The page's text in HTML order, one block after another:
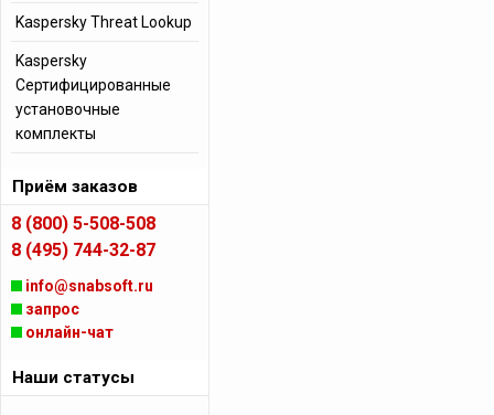
Kaspersky Threat Lookup
Kaspersky
Сертифицированные
установочные
комплекты
Приём заказов
8 (800) 5-508-508
8 (495) 744-32-87
info@snabsoft.ru
запрос
онлайн-чат
Наши статусы